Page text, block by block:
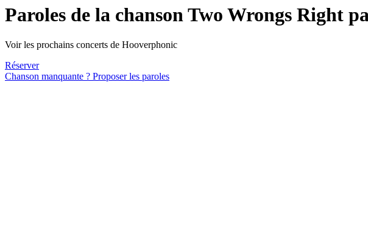
Paroles de la chanson Two Wrongs Right
Voir les prochains concerts de Hooverphonic
Réserver
Chanson manquante ? Proposer les paroles